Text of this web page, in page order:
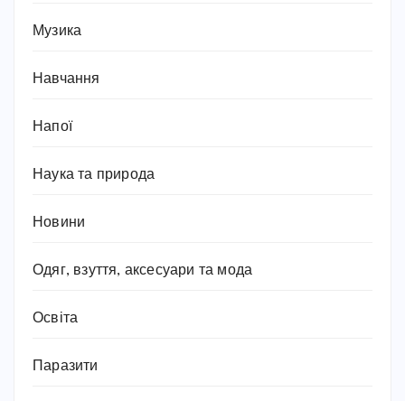
Музика
Навчання
Напої
Наука та природа
Новини
Одяг, взуття, аксесуари та мода
Освіта
Паразити